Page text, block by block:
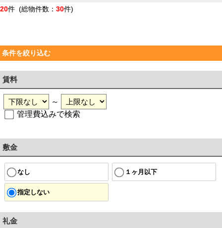
20件 (総物件数： 30件)
条件を絞り込む
賃料
～
管理費込みで検索
敷金
なし １ヶ月以下
指定しない
礼金